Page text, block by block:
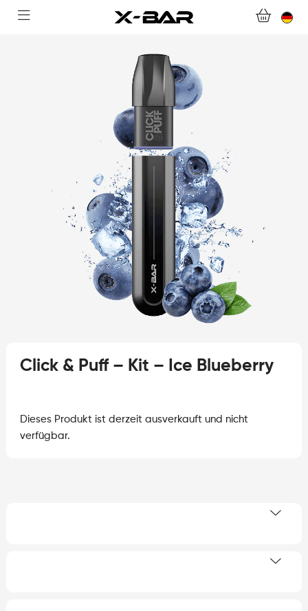
WILLKOMMEN BEI X-BAR.CO
KONTAKTIERE UNS.
WERDEN SIE X-BAR-GROSSHÄNDLER
Click & Puff – Kit – Ice Blueberry
Dieses Produkt ist derzeit ausverkauft und nicht
verfügbar.